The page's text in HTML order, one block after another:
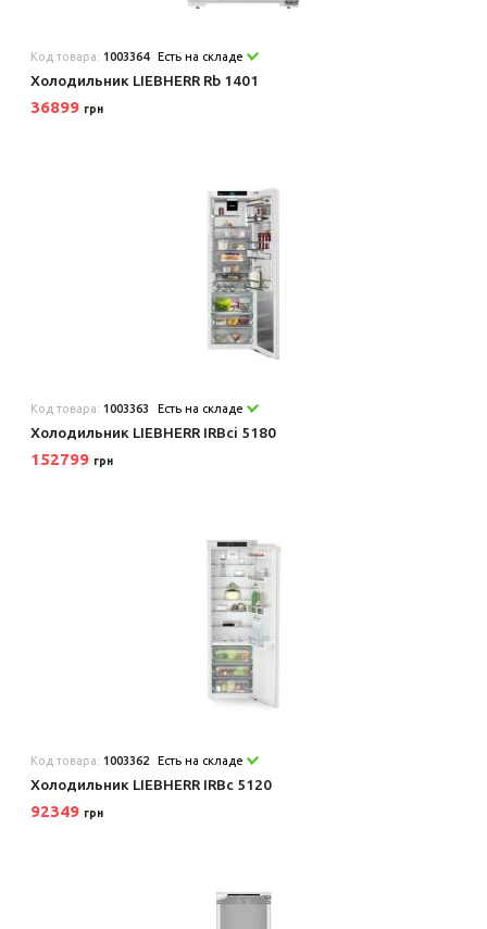
Код товара: 1003364 Есть на складе
Холодильник LIEBHERR Rb 1401
36899 грн
Код товара: 1003363 Есть на складе
Холодильник LIEBHERR IRBci 5180
152799 грн
Код товара: 1003362 Есть на складе
Холодильник LIEBHERR IRBc 5120
92349 грн